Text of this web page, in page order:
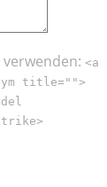
<a
title="">